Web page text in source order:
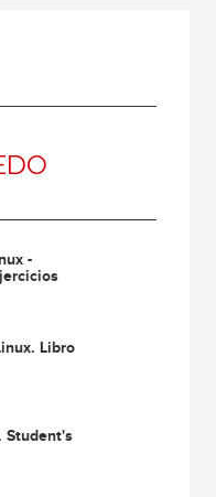
-
Libro
Student's